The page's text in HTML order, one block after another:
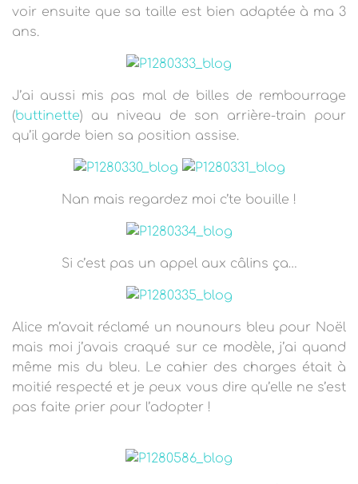
voir ensuite que sa taille est bien adaptée à ma 3
ans.
J’ai aussi mis pas mal de billes de rembourrage
(buttinette) au niveau de son arrière-train pour
qu’il garde bien sa position assise.
Nan mais regardez moi c’te bouille !
Si c’est pas un appel aux câlins ça…
Alice m’avait réclamé un nounours bleu pour Noël
mais moi j’avais craqué sur ce modèle, j’ai quand
même mis du bleu. Le cahier des charges était à
moitié respecté et je peux vous dire qu’elle ne s’est
pas faite prier pour l’adopter !